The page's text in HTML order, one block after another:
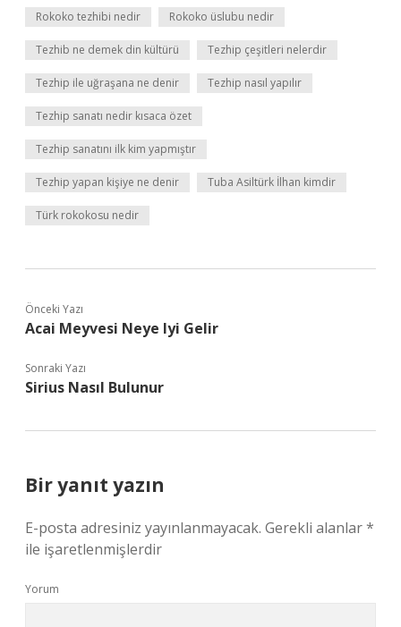
Rokoko tezhibi nedir Rokoko üslubu nedir
Tezhib ne demek din kültürü Tezhip çeşitleri nelerdir
Tezhip ile uğraşana ne denir Tezhip nasıl yapılır
Tezhip sanatı nedir kısaca özet
Tezhip sanatını ilk kim yapmıştır
Tezhip yapan kişiye ne denir Tuba Asiltürk İlhan kimdir
Türk rokokosu nedir
Önceki Yazı
Acai Meyvesi Neye Iyi Gelir
Sonraki Yazı
Sirius Nasıl Bulunur
Bir yanıt yazın
E-posta adresiniz yayınlanmayacak. Gerekli alanlar*
ile işaretlenmişlerdir
Yorum